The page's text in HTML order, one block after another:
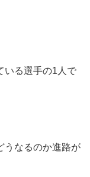
いる選手の1人で
うなるのか進路が